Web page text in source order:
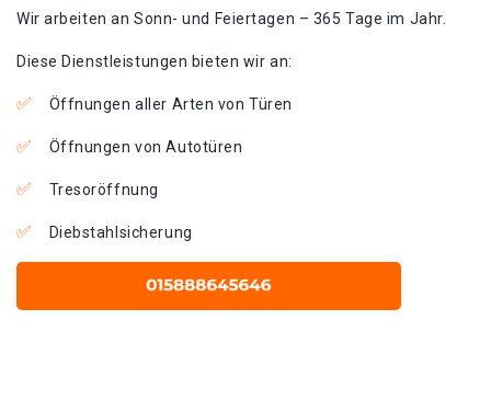
Wir arbeiten an Sonn- und Feiertagen – 365 Tage im Jahr.
Diese Dienstleistungen bieten wir an:
Öffnungen aller Arten von Türen
Öffnungen von Autotüren
Tresoröffnung
Diebstahlsicherung